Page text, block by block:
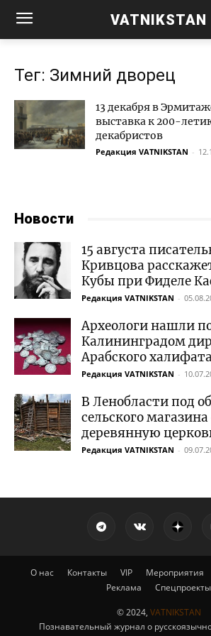
VATNIKSTAN
Тег: Зимний дворец
13 декабря в
выставка к 200-
декабристов
Редакция VATNIKSTAN -
Новости
15 августа
Кривцова
Кубы при Фиделе
Редакция VATNIKSTAN -
Археологи нашли
Калининградом
Арабского
Редакция VATNIKSTAN -
В Ленобласти под
сельского
деревянную
Редакция VATNIKSTAN -
О нас Контакты VIP Мероприятия
Реклама
Спецпроекты
© 2024, VATNIKSTAN
Познавательный журнал о